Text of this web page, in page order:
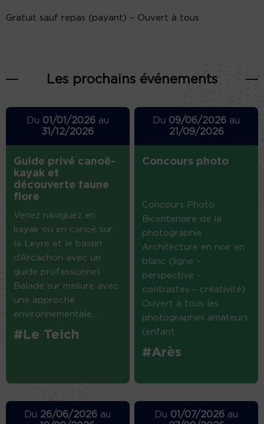
Gratuit sauf repas (payant) – Ouvert à tous
Les prochains événements
Du 01/01/2026au
31/12/2026
Guide privé canoë-
kayak et
découverte faune
flore
Venez naviguez en
kayak ou en canoë sur
la Leyre et le bassin
d’Arcachon avec un
guide professionnel.
Balade sur mesure avec
une approche
environnementale....
#Le Teich
Du 09/06/2026 au
21/09/2026
Concours photo
Concours Photo
Bicentenaire de la
photographie
Architecture en noir en
blanc (ligne –
perspective –
contrastes – créativité)
Ouvert à tous les
photographes amateurs
(enfant...
#Arès
Du 26/06/2026 au
Du 01/07/2026 au